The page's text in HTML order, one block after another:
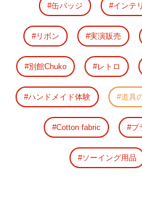
缶バッジ インテ
リボン 実演販売
別館Chuko レトロ
ハンドメイド体験 道具
Cotton fabric ブ
ソーイング用品